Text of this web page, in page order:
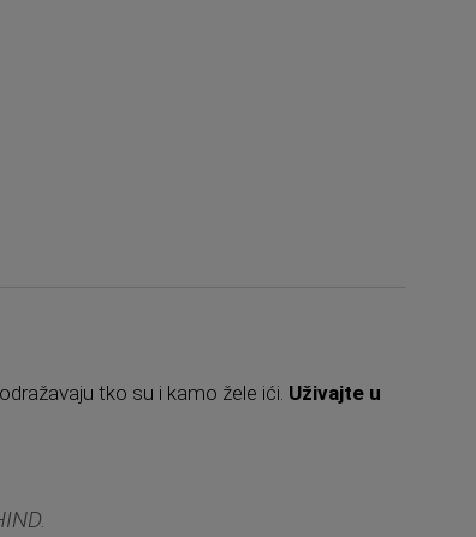
tko su i kamo žele ići. Uživajte u